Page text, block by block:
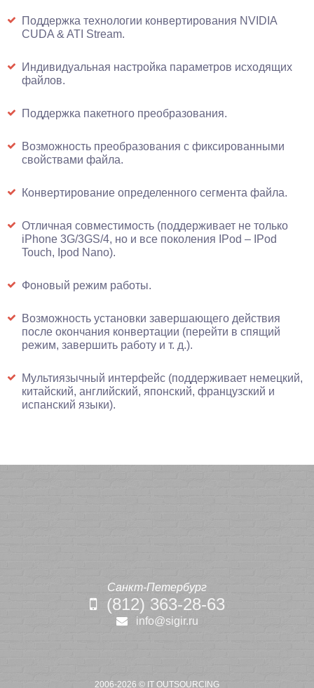
Поддержка технологии конвертирования NVIDIA
CUDA & ATI Stream.
Индивидуальная настройка параметров исходящих
файлов.
Поддержка пакетного преобразования.
Возможность преобразования с фиксированными
свойствами файла.
Конвертирование определенного сегмента файла.
Отличная совместимость (поддерживает не только
iPhone 3G/3GS/4, но и все поколения IPod – IPod
Touch, Ipod Nano).
Фоновый режим работы.
Возможность установки завершающего действия
после окончания конвертации (перейти в спящий
режим, завершить работу и т. д.).
Мультиязычный интерфейс (поддерживает немецкий,
китайский, английский, японский, французский и
испанский языки).
Санкт-Петербург
(812) 363-28-63
info@sigir.ru
2006-2026 © IT OUTSOURCING